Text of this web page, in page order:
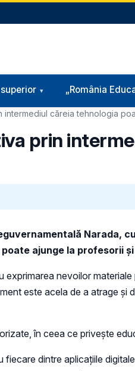
„România
intermediul căreia tehnologia
prin
Narada,
ajunge la profesorii
nevoilor
este acela de a atrage
în ceea ce privește
dintre aplicațiile